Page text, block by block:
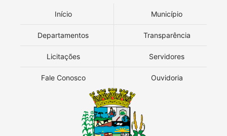
Início Município
Departamentos Transparência
Licitações Servidores
Fale Conosco Ouvidoria